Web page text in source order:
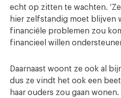
echt op zitten te wachten.
hier zelfstandig moet blijven
financiële problemen zou
financieel willen
Daarnaast woont ze ook al
dus ze vindt het ook een
haar ouders zou gaan